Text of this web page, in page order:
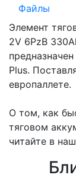
Файлы
Элемент
2V 6PzB
Plus.
европаллете.
О том, как
тяговом
читайте в